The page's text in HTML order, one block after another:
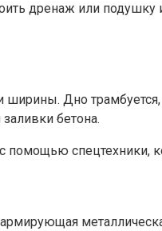
дренаж или
Дно
бетона.
спецтехники,